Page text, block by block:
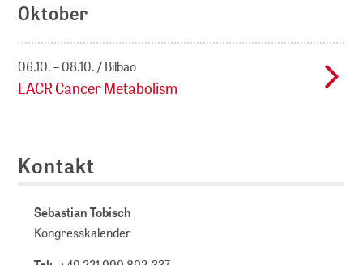
Oktober
06.10. – 08.10. Bilbao
EACR Cancer Metabolism
Kontakt
Sebastian Tobisch
Kongresskalender